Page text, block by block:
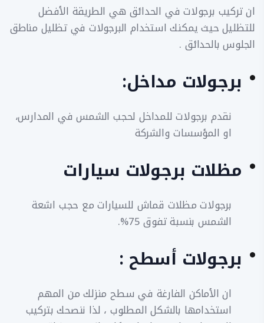
ان تركيب برجولات في الحدائق هي الطريقة الأفضل
للتظليل حيث يمكنك استخدام البرجولات في تظليل مناطق
الجلوس بالحدائق .
برجولات مداخل:
نقدم برجولات للمداخل لحجب الشمس في المدارس،
او المؤسسات والشركة
مظلات برجولات سيارات
برجولات مظلات قماش للسيارات مع حجب اشعة
الشمس بنسبة تفوق 75%.
برجولات أسطح :
ان الأماكن الفارغة في سطح منزلك من المهم
استخدامها بالشكل المطلوب ، لذا ننصحك بتركيب